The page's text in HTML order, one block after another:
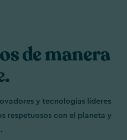
de manera
y tecnologías líderes
respetuosos con el planeta y